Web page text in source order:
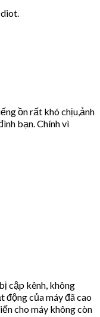
ồn rất khó chịu,ảnh
bạn. Chính vì
cập kênh, không
động của máy đã cao
cho máy không còn